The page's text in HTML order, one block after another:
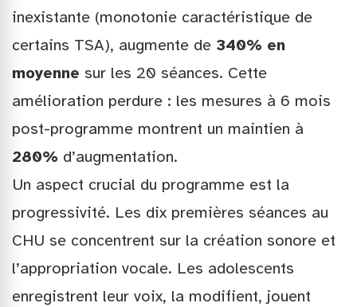
inexistante (monotonie caractéristique de
certains TSA), augmente de 340% en
moyenne sur les 20 séances. Cette
amélioration perdure : les mesures à 6 mois
post-programme montrent un maintien à
280% d’augmentation.
Un aspect crucial du programme est la
progressivité. Les dix premières séances au
CHU se concentrent sur la création sonore et
l’appropriation vocale. Les adolescents
enregistrent leur voix, la modifient, jouent